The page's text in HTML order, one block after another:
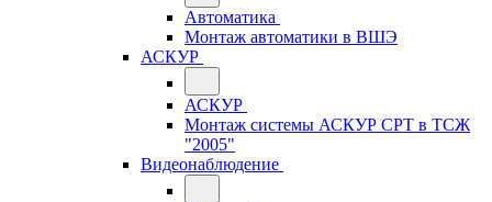
Автоматика
Монтаж автоматики в ВШЭ
АСКУР
АСКУР
Монтаж системы АСКУР СРТ в ТСЖ
"2005"
Видеонаблюдение